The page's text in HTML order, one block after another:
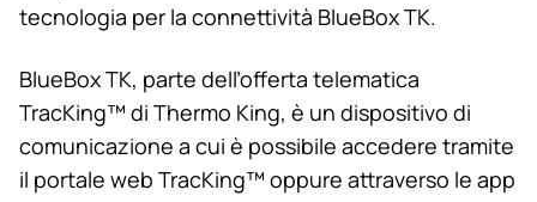
tecnologia per la connettività BlueBox TK.
BlueBox TK, parte dell’offerta telematica
TracKing™ di Thermo King, è un dispositivo di
comunicazione a cui è possibile accedere tramite
il portale web TracKing™ oppure attraverso le app